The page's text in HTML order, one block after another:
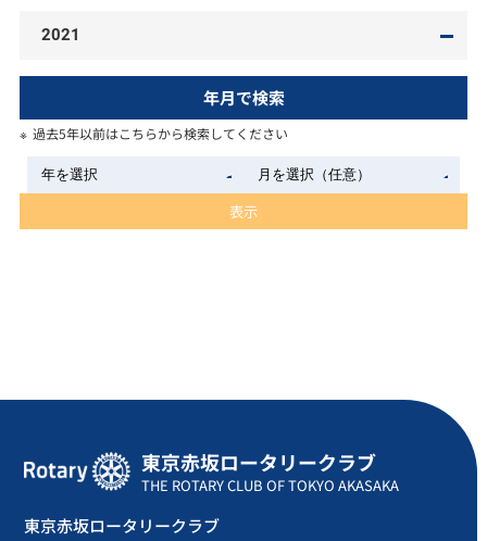
2021
年月で検索
過去5年以前はこちらから検索してください
表示
東京赤坂ロータリークラブ
THE ROTARY CLUB OF TOKYO AKASAKA
東京赤坂ロータリークラブ